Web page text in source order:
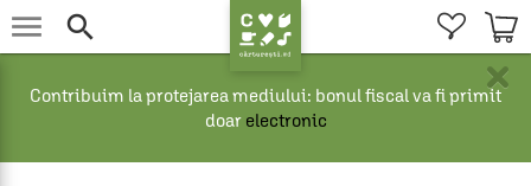
 
×
Contribuim la protejarea mediului: bonul fiscal va fi primit
doar electronic